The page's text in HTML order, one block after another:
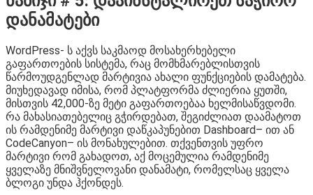
დანამატები
WordPress- ს აქვს საკმაოდ მოსახერხებელი
გაფართოების სისტემა, რაც მომხმარებლისთვის
წარმოუდგენლად მარტივია ახალი ფუნქციების დამატება.
მიუხედავად იმისა, რომ პლატფორმა ძლიერია ყუთში,
მისთვის 42,000-ზე მეტი გაფართოებაა ხელმისაწვდომი.
რა მახასიათებელიც გჭირდებათ, შეგიძლიათ დაამატოთ
ის რამდენიმე მარტივი დაწკაპუნებით Dashboard– ით ან
CodeCanyon– ის მონახულებით. თქვენთვის უფრო
მარტივი რომ გახადოთ, აქ მოცემულია რამდენიმე
ყველაზე მნიშვნელოვანი დანამატი, რომელსაც ყველა
ბლოგი უნდა ჰქონდეს.